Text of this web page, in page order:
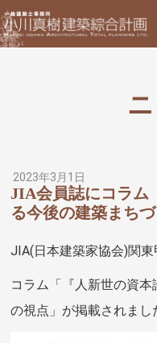
2023年3月1日
JIA会員誌にコラム
る今後の建築まち
JIA(日本建築家協会)関東
コラム「『人新世の資
の視点」が掲載されまし